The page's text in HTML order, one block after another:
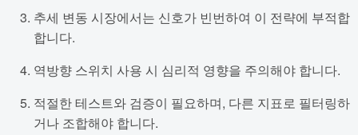
추세 변동 시장에서는 신호가 빈번하여 이 전략에 부적합
합니다.
역방향 스위치 사용 시 심리적 영향을 주의해야 합니다.
적절한 테스트와 검증이 필요하며, 다른 지표로 필터링하
거나 조합해야 합니다.